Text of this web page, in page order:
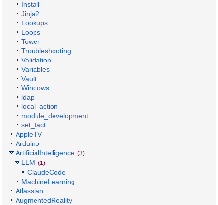
Install
Jinja2
Lookups
Loops
Tower
Troubleshooting
Validation
Variables
Vault
Windows
ldap
local_action
module_development
set_fact
AppleTV
Arduino
ArtificialIntelligence (3)
LLM (1)
ClaudeCode
MachineLearning
Atlassian
AugmentedReality